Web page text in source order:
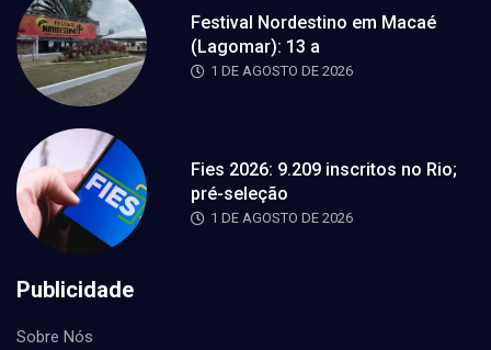
Festival Nordestino em Macaé
(Lagomar): 13 a
1 DE AGOSTO DE 2026
Fies 2026: 9.209 inscritos no Rio;
pré-seleção
1 DE AGOSTO DE 2026
Publicidade
Sobre Nós